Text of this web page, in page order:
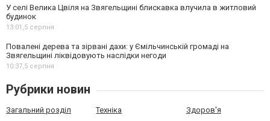
У селі Велика Цвіля на Звягельщині блискавка влучила в житловий
будинок
13:01,5 серпня
Повалені дерева та зірвані дахи: у Ємільчинській громаді на
Звягельщині ліквідовують наслідки негоди
10:37,5 серпня
Рубрики новин
Загальний розділ Техніка Здоров'я